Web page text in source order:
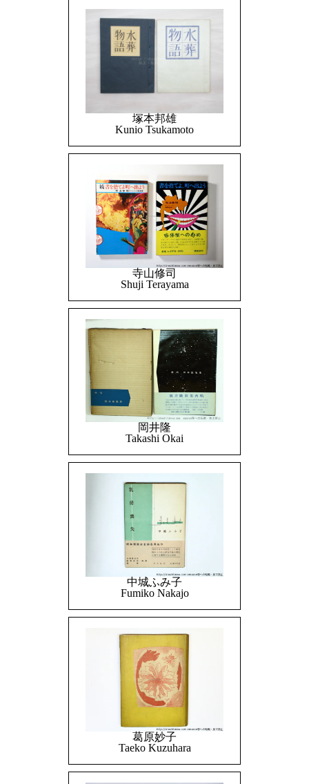
塚本邦雄
Kunio Tsukamoto
寺山修司
Shuji Terayama
岡井隆
Takashi Okai
中城ふみ子
Fumiko Nakajo
葛原妙子
Taeko Kuzuhara